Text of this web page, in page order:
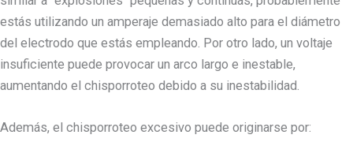
estás utilizando un amperaje demasiado alto para el diámetro
del electrodo que estás empleando. Por otro lado, un voltaje
insuficiente puede provocar un arco largo e inestable,
aumentando el chisporroteo debido a su inestabilidad.
Además, el chisporroteo excesivo puede originarse por: